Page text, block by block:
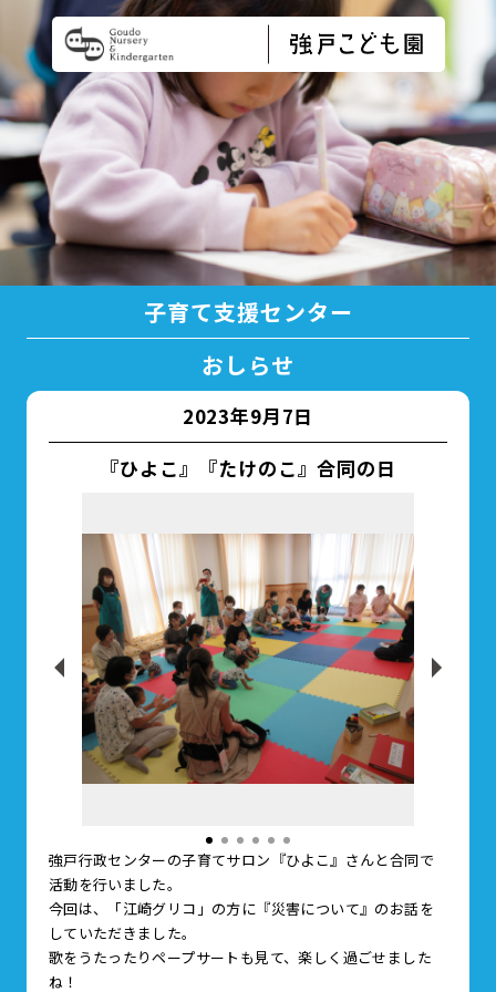
子育て支援センター
おしらせ
2023年9月7日
『ひよこ』『たけのこ』合同の日
強戸行政センターの子育てサロン『ひよこ』さんと合同で
活動を行いました。
今回は、「江崎グリコ」の方に『災害について』のお話を
していただきました。
歌をうたったりペープサートも見て、楽しく過ごせました
ね！